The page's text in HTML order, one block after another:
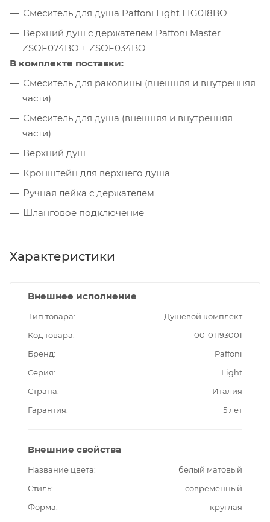
Смеситель для душа Paffoni Light LIG018BO
Верхний душ с держателем Paffoni Master
ZSOF074BO + ZSOF034BO
В комплекте поставки:
Смеситель для раковины (внешняя и внутренняя
части)
Смеситель для душа (внешняя и внутренняя
части)
Верхний душ
Кронштейн для верхнего душа
Ручная лейка с держателем
Шланговое подключение
Характеристики
Внешнее исполнение
Тип товара
Душевой комплект
Код товара
00-01193001
Бренд
Paffoni
Серия
Light
Страна
Италия
Гарантия
5 лет
Внешние свойства
Название цвета
белый матовый
Стиль
современный
Форма
круглая